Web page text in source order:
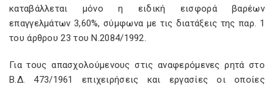
καταβάλλεται μόνο η ειδική εισφορά βαρέων
επαγγελμάτων 3,60%, σύμφωνα με τις διατάξεις της παρ. 1
του άρθρου 23 του Ν.2084/1992.
Για τους απασχολούμενους στις αναφερόμενες ρητά στο
Β.Δ. 473/1961 επιχειρήσεις και εργασίες οι οποίες